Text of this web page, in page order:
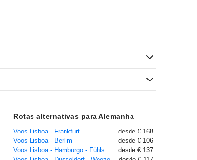
Rotas alternativas para Alemanha
Voos Lisboa - Frankfurt
desde € 168
Voos Lisboa - Berlim
desde € 106
Voos Lisboa - Hamburgo - Fühlsbüttel
desde € 137